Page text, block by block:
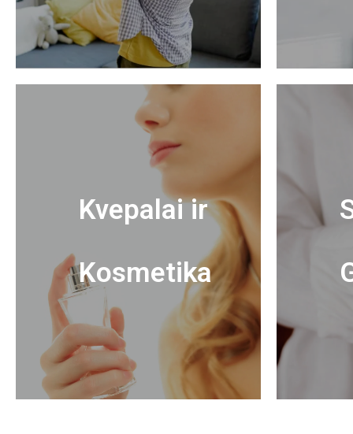
Kvepalai ir
Kosmetika